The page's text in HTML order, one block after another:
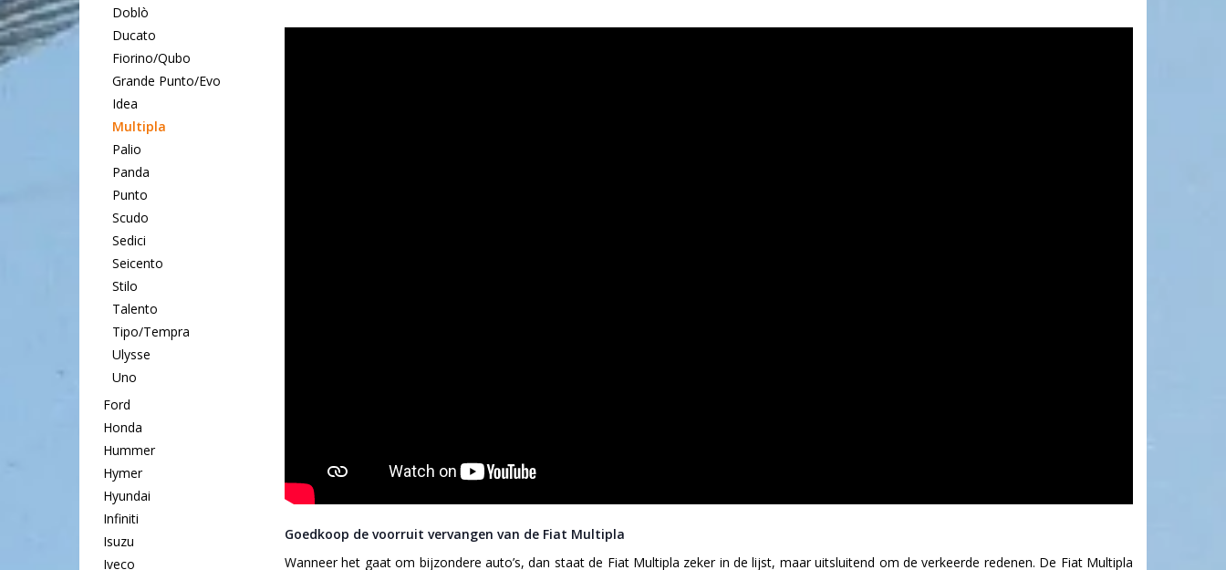
Doblò
Ducato
Fiorino/Qubo
Grande Punto/Evo
Idea
Multipla
Palio
Panda
Punto
Scudo
Sedici
Seicento
Stilo
Talento
Tipo/Tempra
Ulysse
Uno
Ford
Honda
Hummer
Hymer
Hyundai
Infiniti
Isuzu
Iveco
Goedkoop de voorruit vervangen van de Fiat Multipla
Wanneer het gaat om bijzondere auto’s, dan staat de Fiat Multipla zeker in de lijst, maar uitsluitend om de verkeerde redenen. De Fiat Multipla